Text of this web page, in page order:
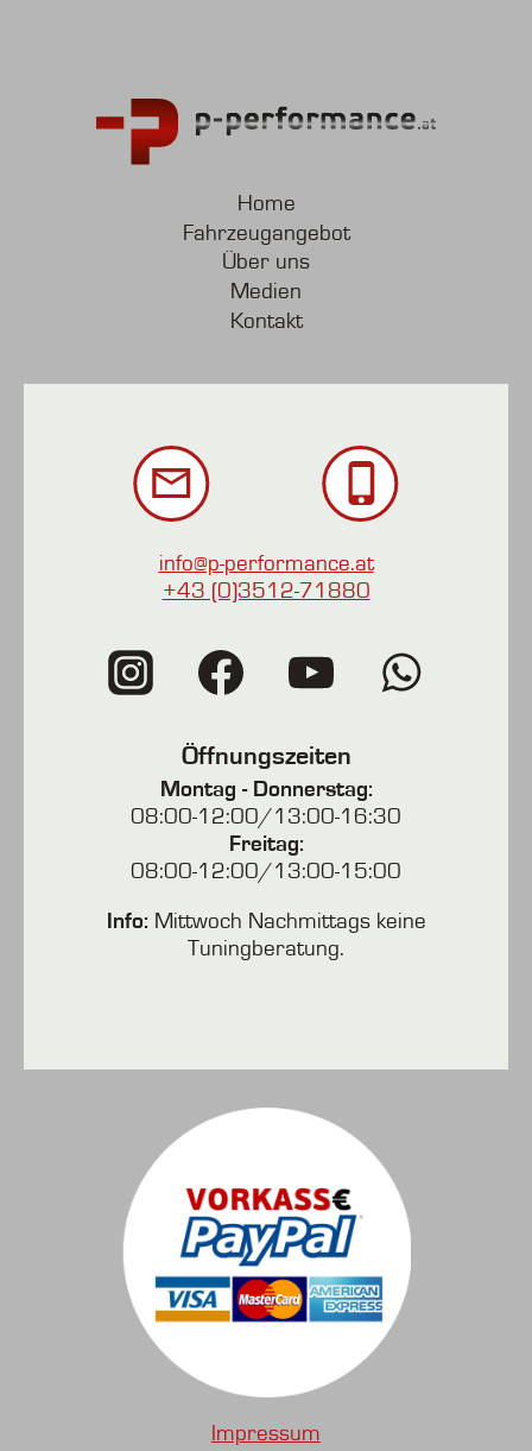
Home
Fahrzeugangebot
Über uns
Medien
Kontakt
info@p-performance.at
+43 (0)3512-71880
Öffnungszeiten
Montag - Donnerstag:
08:00-12:00/13:00-16:30
Freitag:
08:00-12:00/13:00-15:00
Info: Mittwoch Nachmittags keine
Tuningberatung.
Impressum